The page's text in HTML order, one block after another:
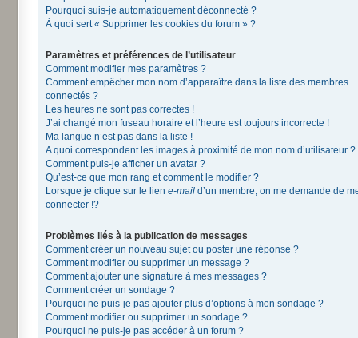
Pourquoi suis-je automatiquement déconnecté ?
À quoi sert « Supprimer les cookies du forum » ?
Paramètres et préférences de l’utilisateur
Comment modifier mes paramètres ?
Comment empêcher mon nom d’apparaître dans la liste des membres
connectés ?
Les heures ne sont pas correctes !
J’ai changé mon fuseau horaire et l’heure est toujours incorrecte !
Ma langue n’est pas dans la liste !
A quoi correspondent les images à proximité de mon nom d’utilisateur ?
Comment puis-je afficher un avatar ?
Qu’est-ce que mon rang et comment le modifier ?
Lorsque je clique sur le lien e-mail d’un membre, on me demande de
connecter !?
Problèmes liés à la publication de messages
Comment créer un nouveau sujet ou poster une réponse ?
Comment modifier ou supprimer un message ?
Comment ajouter une signature à mes messages ?
Comment créer un sondage ?
Pourquoi ne puis-je pas ajouter plus d’options à mon sondage ?
Comment modifier ou supprimer un sondage ?
Pourquoi ne puis-je pas accéder à un forum ?